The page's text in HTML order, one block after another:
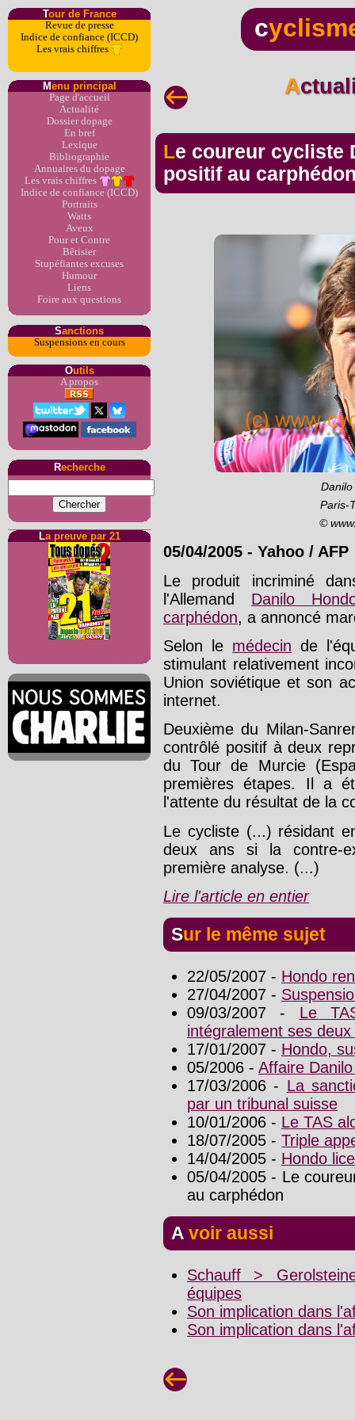
Tour de France
Revue de presse
Indice de confiance (ICCD)
Les vrais chiffres
Menu principal
Page d'accueil
Actualité
Dossier dopage
En bref
Lexique
Bibliographie
Annuaires du dopage
Les vrais chiffres
Indice de confiance (ICCD)
Portraits
Watts
Aveux
Pour et Contre
Bêtisier
Stupéfiantes excuses
Humour
Liens
Foire aux questions
Sanctions
Suspensions en cours
Outils
A propos
Recherche
La preuve par 21
c
Le coureur cycliste Danilo Hondo contrôlé
positif au
Paris-
©
05/04/2005 - Yahoo / AFP
Le produit incriminé
l'Allemand Danilo
carphédon, a annoncé
Selon le médecin de
stimulant relativement
Union soviétique et son
internet.
Deuxième du Milan-
contrôlé positif à deux
du Tour de Murcie
premières étapes. Il a
l'attente du résultat de la
Le cycliste (...) résidant
deux ans si la contre-
première analyse. (...)
Lire l'article en entier
Sur le même sujet
22/05/2007 - Hondo
27/04/2007 -
09/03/2007 - Le
intégralement ses
17/01/2007 - Hondo,
05/2006 - Affaire
17/03/2006 - La
par un tribunal suisse
10/01/2006 - Le TAS
18/07/2005 - Triple
14/04/2005 - Hondo
05/04/2005 - Le
au carphédon
A voir aussi
Schauff >
équipes
Son implication dans
Son implication dans